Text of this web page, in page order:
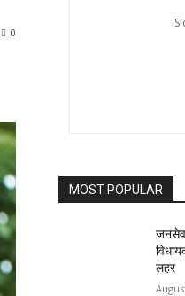
0
MOST POPULAR
लहर